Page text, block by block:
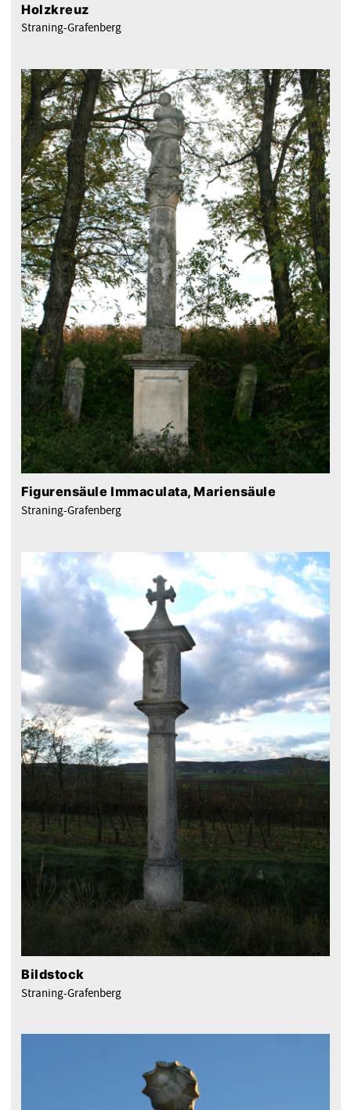
Holzkreuz
Straning-Grafenberg
Figurensäule Immaculata, Mariensäule
Straning-Grafenberg
Bildstock
Straning-Grafenberg